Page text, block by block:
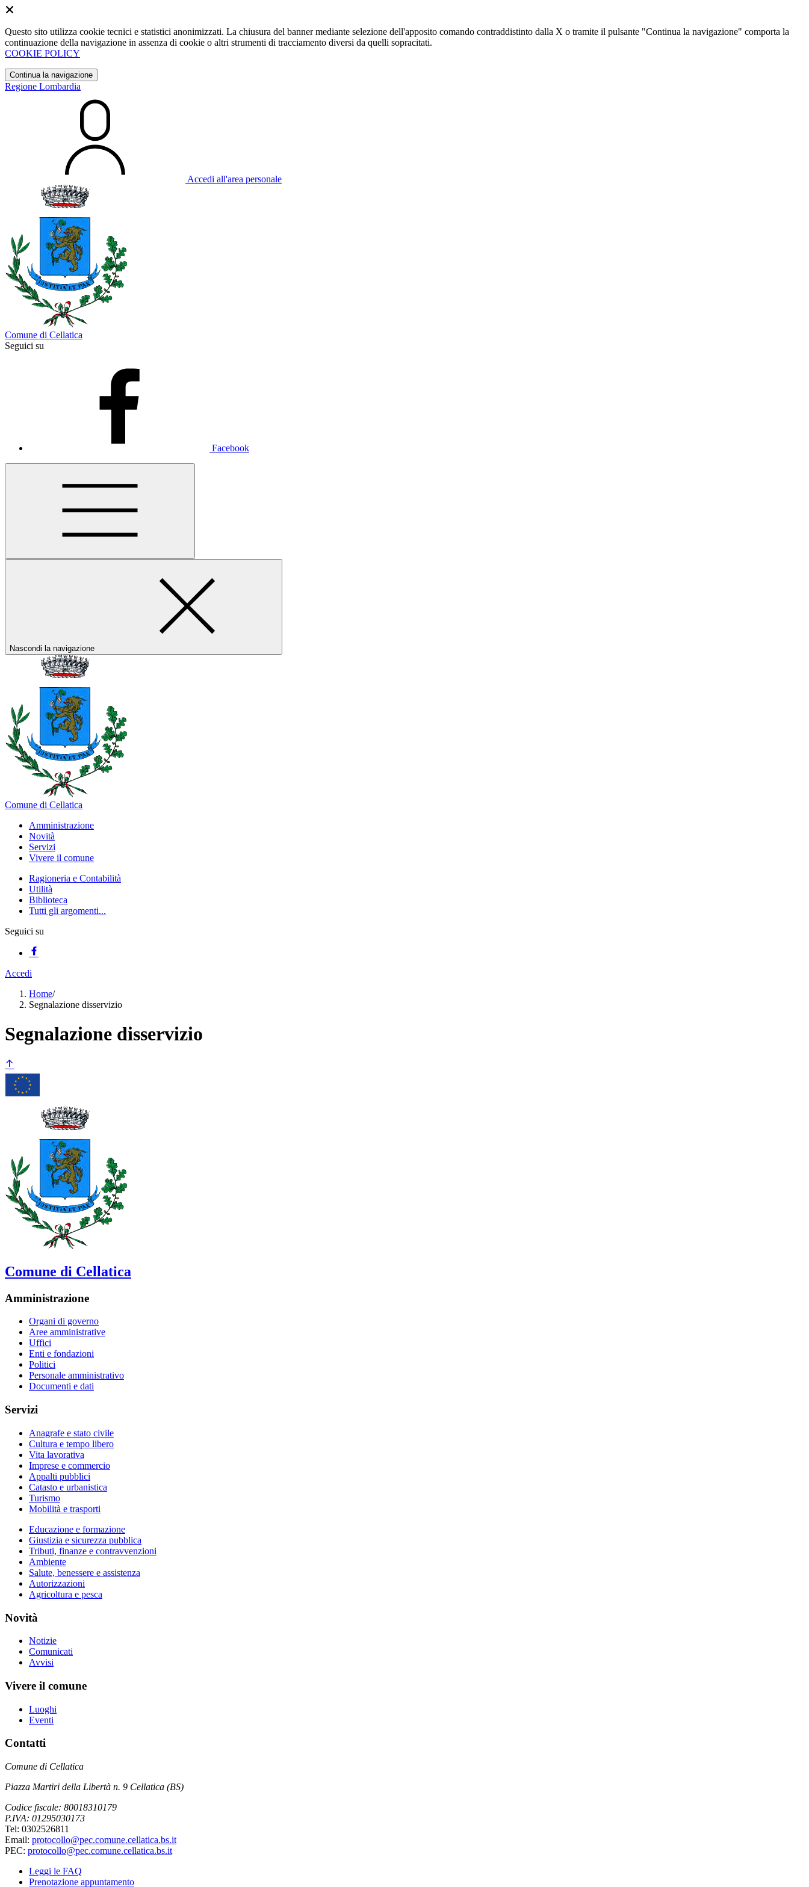
Questo sito utilizza cookie tecnici e statistici anonimizzati. La chiusura del banner mediante selezione dell'apposito comando contraddistinto dalla X o tramite il pulsante "Continua la navigazione" comporta la
continuazione della navigazione in assenza di cookie o altri strumenti di tracciamento diversi da quelli sopracitati.
COOKIE POLICY
Continua la navigazione
Regione Lombardia
Accedi all'area personale
Comune di Cellatica
Seguici su
Facebook
Nascondi la navigazione
Comune di Cellatica
Amministrazione
Novità
Servizi
Vivere il comune
Ragioneria e Contabilità
Utilità
Biblioteca
Tutti gli argomenti...
Seguici su
Accedi
Home/
Segnalazione disservizio
Segnalazione disservizio
Comune di Cellatica
Amministrazione
Organi di governo
Aree amministrative
Uffici
Enti e fondazioni
Politici
Personale amministrativo
Documenti e dati
Servizi
Anagrafe e stato civile
Cultura e tempo libero
Vita lavorativa
Imprese e commercio
Appalti pubblici
Catasto e urbanistica
Turismo
Mobilità e trasporti
Educazione e formazione
Giustizia e sicurezza pubblica
Tributi, finanze e contravvenzioni
Ambiente
Salute, benessere e assistenza
Autorizzazioni
Agricoltura e pesca
Novità
Notizie
Comunicati
Avvisi
Vivere il comune
Luoghi
Eventi
Contatti
Comune di Cellatica
Piazza Martiri della Libertà n. 9 Cellatica (BS)
Codice fiscale: 80018310179
P.IVA: 01295030173
Tel: 0302526811
Email: protocollo@pec.comune.cellatica.bs.it
PEC: protocollo@pec.comune.cellatica.bs.it
Leggi le FAQ
Prenotazione appuntamento